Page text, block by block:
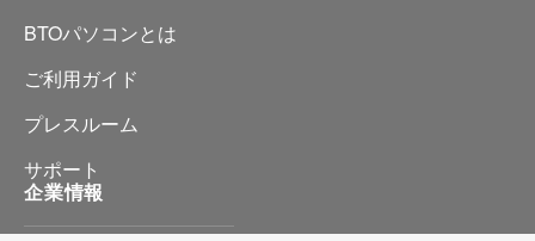
BTOパソコンとは
ご利用ガイド
プレスルーム
サポート
企業情報